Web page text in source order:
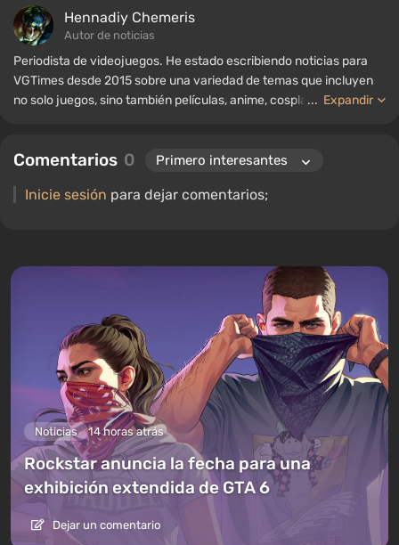
Hennadiy Chemеris
Autor de noticias
Periodista de videojuegos. He estado escribiendo noticias para
VGTimes desde 2015 sobre una variedad de temas que incluyen
no solo juegos, sino también películas, anime, cosplay, tecnología
compilaciones y otros artículos relacionados con los videojuegos.
carteles, consolas antiguas y más. Tengo un gran interés en los
... Expandir
Comentarios 0
Inicie sesión para dejar comentarios;
Noticias 14 horas atrás
Rockstar anuncia la fecha para una
exhibición extendida de GTA 6
Dejar un comentario